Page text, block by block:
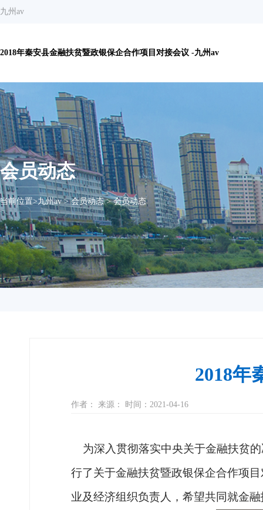
九州av
2018年秦安县金融扶贫暨政银保企合作项目对接会议 -九州av
会员动态
当前位置>九州av>会员动态>会员动态
2018年
作者： 来源： 时间：2021-04-16
为深入贯彻落实中央关于金融扶贫
行了关于金融扶贫暨政银保企合作项目
业及经济组织负责人 ，希望共同就金